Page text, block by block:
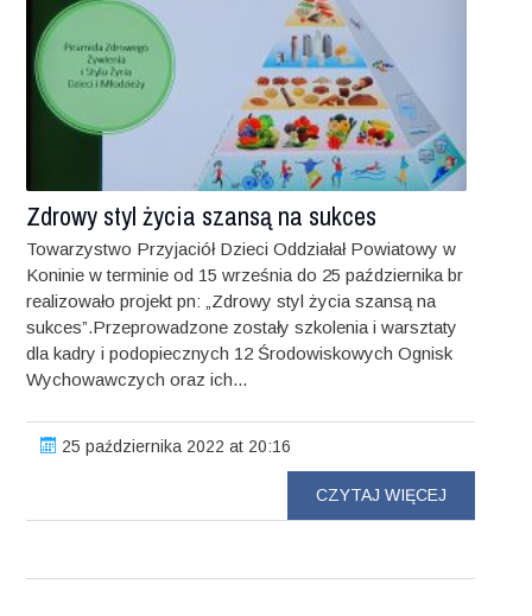
Zdrowy styl życia szansą na sukces
Towarzystwo Przyjaciół Dzieci Oddziałał Powiatowy w
Koninie w terminie od 15 września do 25 października br
realizowało projekt pn: „Zdrowy styl życia szansą na
sukces”.Przeprowadzone zostały szkolenia i warsztaty
dla kadry i podopiecznych 12 Środowiskowych Ognisk
Wychowawczych oraz ich...
25 października 2022 at 20:16
CZYTAJ WIĘCEJ